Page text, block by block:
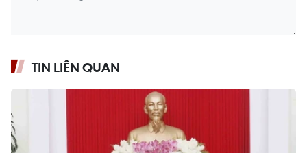
TIN LIÊN QUAN